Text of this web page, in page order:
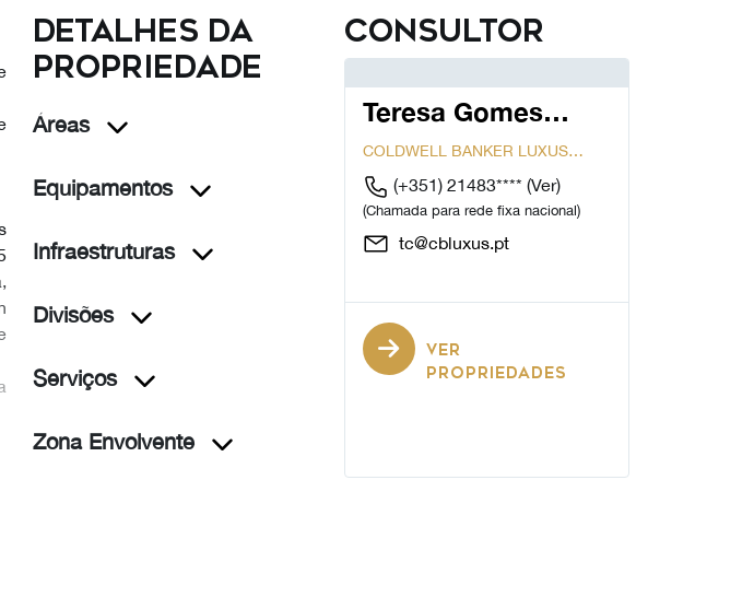
Detalhes da
propriedade
Áreas
Equipamentos
Infraestruturas
Divisões
Serviços
Zona Envolvente
Consultor
Teresa Gomes
Cardoso
COLDWELL BANKER LUXUS
CASCAIS...
(+351) 21483**** (Ver)
(Chamada para rede fixa nacional)
tc@cbluxus.pt
VER
PROPRIEDADES